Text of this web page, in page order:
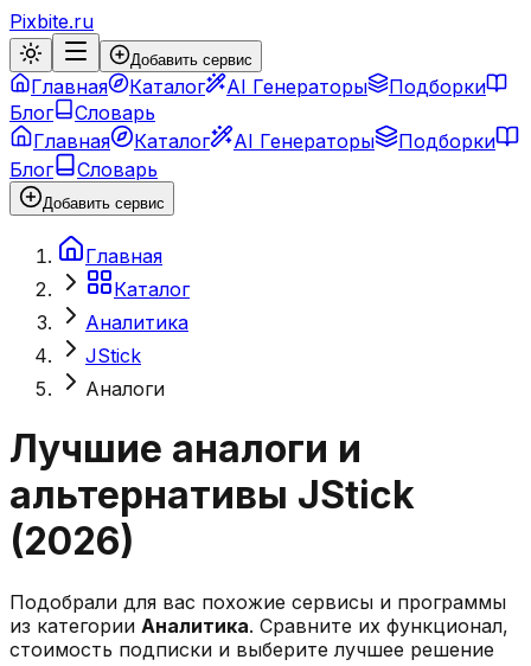
Pixbite.ru
Добавить сервис
Главная Каталог AI Генераторы
Подборки
Блог
Словарь
Главная
Каталог AI Генераторы
Подборки
Блог
Словарь
Добавить сервис
Главная
Каталог
Аналитика
JStick
Аналоги
Лучшие аналоги и
альтернативы JStick
(2026)
Подобрали для вас похожие сервисы и программы
из категории Аналитика. Сравните их функционал,
стоимость подписки и выберите лучшее решение